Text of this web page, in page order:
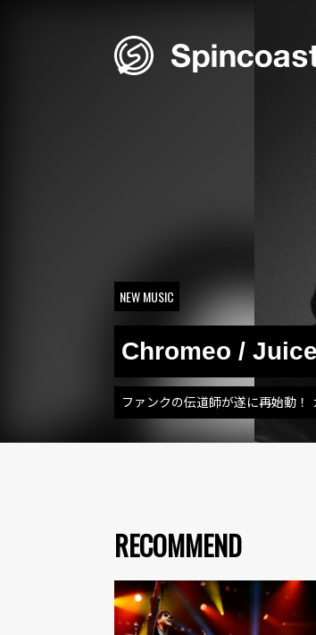
NEW MUSIC
Chromeo / Juice
ファンクの伝道師が遂に再始動！
RECOMMEND